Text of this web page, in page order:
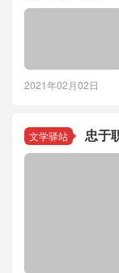
2021年02月02日
文学驿站 忠于